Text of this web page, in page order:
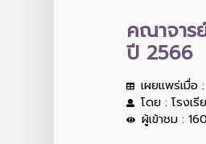
คณาจาร
ปี 2566
เผยแพร่เมื่อ
โดย : โรงเ
ผู้เข้าชม :